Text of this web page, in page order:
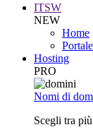
ITSW
NEW
Home
Portale
Hosting
PRO
Nomi di
Scegli tra